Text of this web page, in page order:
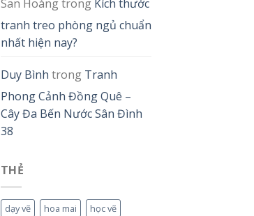
San Hoàngtrong Kích thước
tranh treo phòng ngủ chuẩn
nhất hiện nay?
Duy Bình trong Tranh
Phong Cảnh Đồng Quê –
Cây Đa Bến Nước Sân Đình
38
THẺ
dạy vẽ hoa mai
học vẽ